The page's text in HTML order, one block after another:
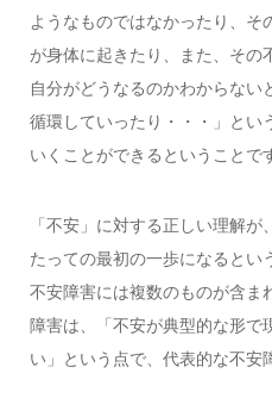
ようなものではなかったり、
が身体に起きたり、また、その
自分がどうなるのかわからない
循環していったり・・・」と
いくことができるということで
「不安」に対する正しい理解
たっての最初の一歩になるとい
不安障害には複数のものが含ま
障害は、「不安が典型的な形で
い」という点で、代表的な不安